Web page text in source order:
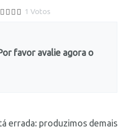
1 Votos
favor avalie agora o
errada: produzimos demais